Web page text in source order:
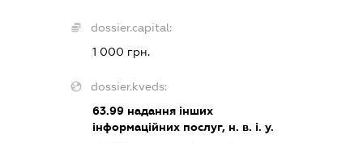
dossier.capital:
1 000 грн.
dossier.kveds:
63.99надання інших
інформаційних послуг, н. в. і. у.